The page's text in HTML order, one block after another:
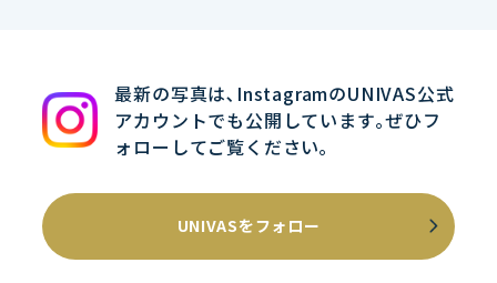
最新の写真は､InstagramのUNIVAS公式
アカウントでも公開しています｡ぜひフ
ォローしてご覧ください｡
UNIVASをフォロー